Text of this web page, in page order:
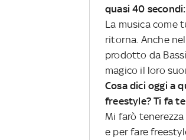
quasi 40
La musica come
ritorna. Anche
prodotto da
magico il loro
Cosa dici oggi a
freestyle? Ti fa
Mi farò
e per fare